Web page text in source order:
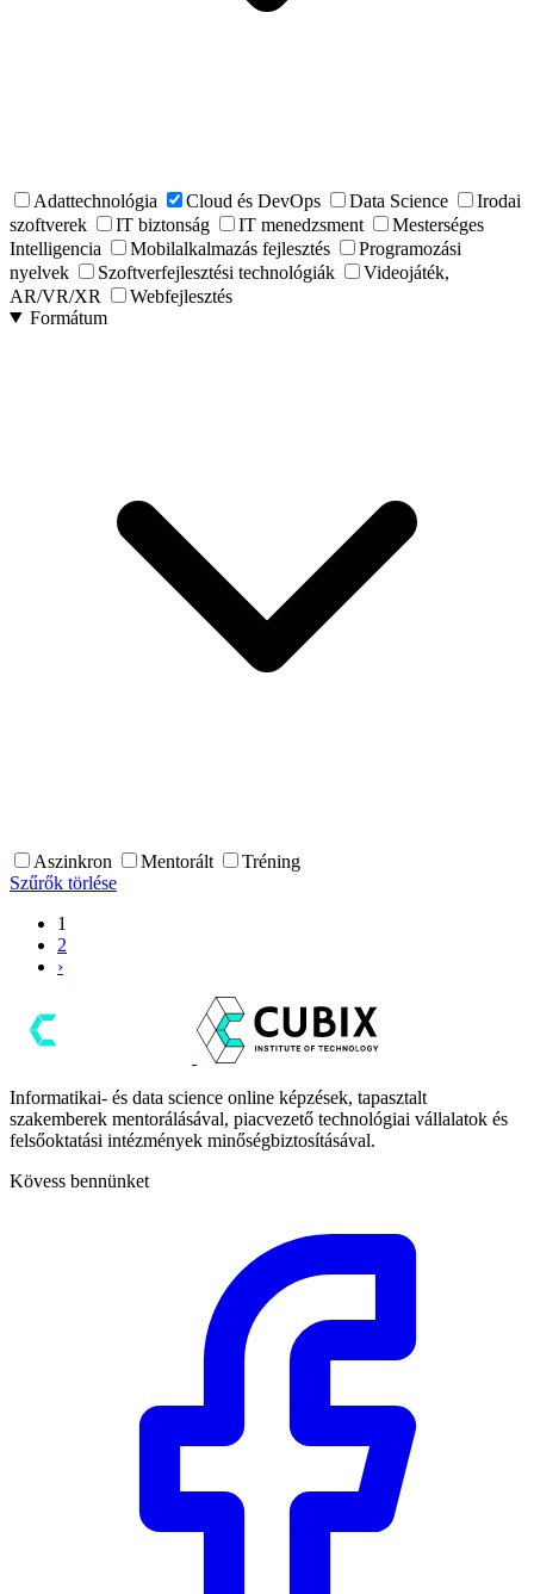
Adattechnológia Cloud és DevOps Data Science
Irodai
szoftverek
IT biztonság IT menedzsment
Mesterséges
Intelligencia
Mobilalkalmazás fejlesztés
Programozási
nyelvek
Szoftverfejlesztési technológiák
Videojáték,
AR/VR/XR
Webfejlesztés
Formátum
Aszinkron Mentorált
Tréning
Szűrők törlése
1
2
›
Informatikai- és data science online képzések, tapasztalt
szakemberek mentorálásával, piacvezető technológiai vállalatok és
felsőoktatási intézmények minőségbiztosításával.
Kövess bennünket